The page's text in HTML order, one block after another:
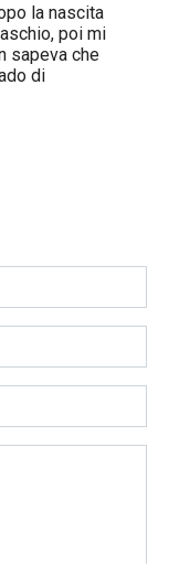
la nascita
poi mi
sapeva che
di